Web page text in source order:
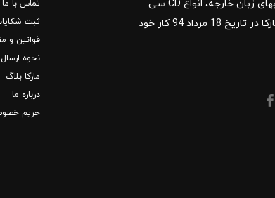
توزیع کتب درسی و کمک آموزشی، کتب دانشگاهی، کتابهای زبان خارجه، انواع CD سی
دی و DVD دی وی دی شروع کرد.فروشگاه آنلاین کتاب مارکا در تاریخ 18 مرداد 94 کار خود
تماس با ما
ثبت
قوانین و
نحوه ارسال
مارکا بلاگ
درباره ما
حریم